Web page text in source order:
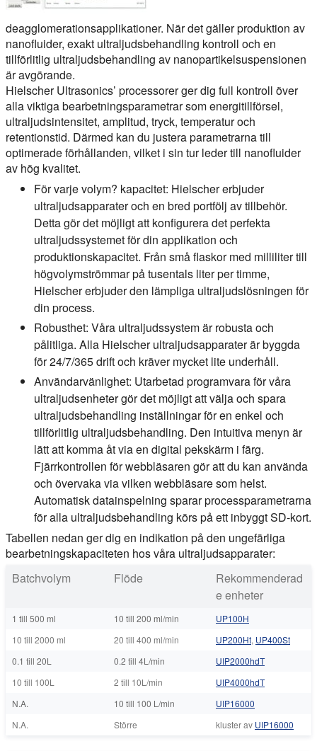
deagglomerationsapplikationer. När det gäller produktion av
nanofluider, exakt ultraljudsbehandling kontroll och en
tillförlitlig ultraljudsbehandling av nanopartikelsuspensionen
är avgörande.
Hielscher Ultrasonics’ processorer ger dig full kontroll över
alla viktiga bearbetningsparametrar som energitillförsel,
ultraljudsintensitet, amplitud, tryck, temperatur och
retentionstid. Därmed kan du justera parametrarna till
optimerade förhållanden, vilket i sin tur leder till nanofluider
av hög kvalitet.
För varje volym? kapacitet: Hielscher erbjuder
ultraljudsapparater och en bred portfölj av tillbehör.
Detta gör det möjligt att konfigurera det perfekta
ultraljudssystemet för din applikation och
produktionskapacitet. Från små flaskor med milliliter till
högvolymströmmar på tusentals liter per timme,
Hielscher erbjuder den lämpliga ultraljudslösningen för
din process.
Robusthet: Våra ultraljudssystem är robusta och
pålitliga. Alla Hielscher ultraljudsapparater är byggda
för 24/7/365 drift och kräver mycket lite underhåll.
Användarvänlighet: Utarbetad programvara för våra
ultraljudsenheter gör det möjligt att välja och spara
ultraljudsbehandling inställningar för en enkel och
tillförlitlig ultraljudsbehandling. Den intuitiva menyn är
lätt att komma åt via en digital pekskärm i färg.
Fjärrkontrollen för webbläsaren gör att du kan använda
och övervaka via vilken webbläsare som helst.
Automatisk datainspelning sparar processparametrarna
för alla ultraljudsbehandling körs på ett inbyggt SD-kort.
Tabellen nedan ger dig en indikation på den ungefärliga
bearbetningskapaciteten hos våra ultraljudsapparater:
Batchvolym
Flöde
Rekommenderad
e enheter
1 till 500 ml 10 till 200 ml/min
UP100H
10 till 2000 ml
20 till 400 ml/min UP200Ht, UP400St
0.1 till 20L
0.2 till 4L/min
UIP2000hdT
10 till 100L
2 till 10L/min
UIP4000hdT
N.A.
10 till 100 L/min
UIP16000
N.A.
Större kluster av UIP16000